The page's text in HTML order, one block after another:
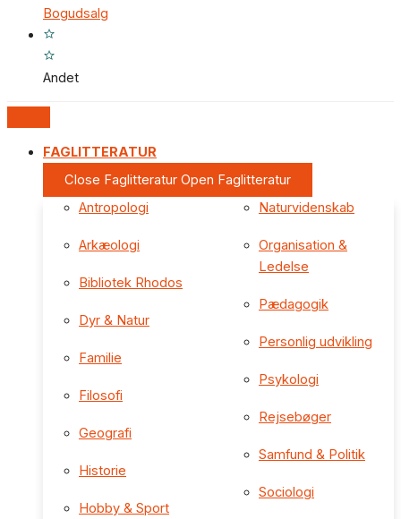
Bogudsalg
Andet
FAGLITTERATUR
Close Faglitteratur Open Faglitteratur
Antropologi
Arkæologi
Bibliotek Rhodos
Dyr & Natur
Familie
Filosofi
Geografi
Historie
Hobby & Sport
Naturvidenskab
Organisation &
Ledelse
Pædagogik
Personlig udvikling
Psykologi
Rejsebøger
Samfund & Politik
Sociologi